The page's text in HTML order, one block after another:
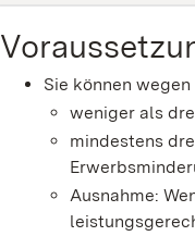
Sie können
weniger als
mindestens
Ausnahme: